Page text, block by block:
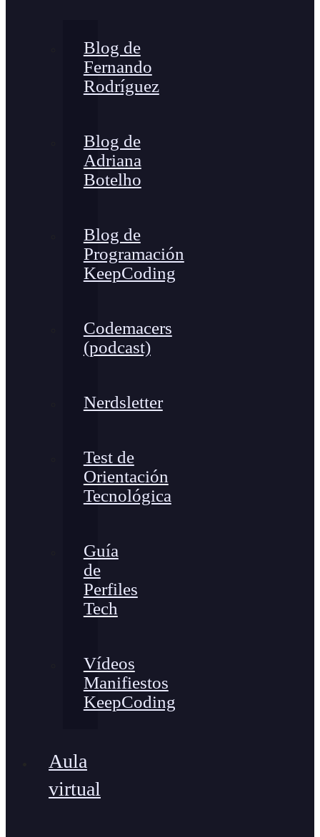
Blog de
Fernando
Rodríguez
Blog de
Adriana
Botelho
Blog de
Programación
KeepCoding
Codemacers
(podcast)
Nerdsletter
Test de
Orientación
Tecnológica
Guía
de
Perfiles
Tech
Vídeos
Manifiestos
KeepCoding
Aula
virtual